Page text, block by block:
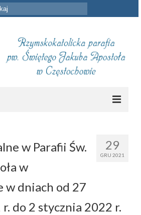
29
GRU 2021
w Parafii Św.
w
w dniach od 27
do 2 stycznia 2022 r.